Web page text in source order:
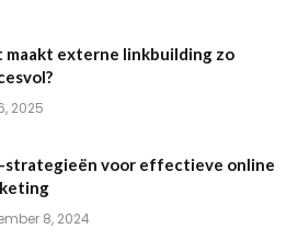
maakt externe linkbuilding zo
2025
strategieën voor effectieve online
8, 2024